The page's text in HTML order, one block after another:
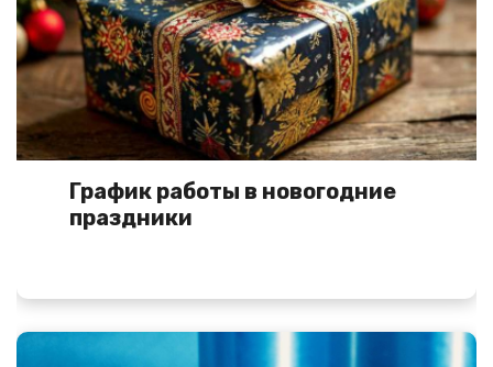
График работы в новогодние
праздники